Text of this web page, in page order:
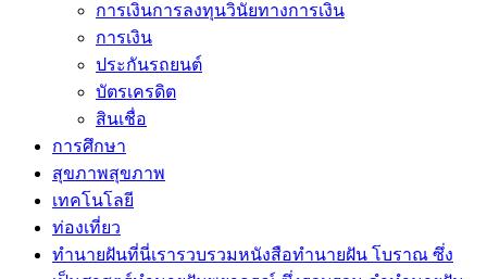
การเงินการลงทุนวินัยทางการเงิน
การเงิน
ประกันรถยนต์
บัตรเครดิต
สินเชื่อ
การศึกษา
สุขภาพสุขภาพ
เทคโนโลยี
ท่องเที่ยว
ทำนายฝันที่นี่เรารวบรวมหนังสือทำนายฝัน โบราณ ซึ่ง